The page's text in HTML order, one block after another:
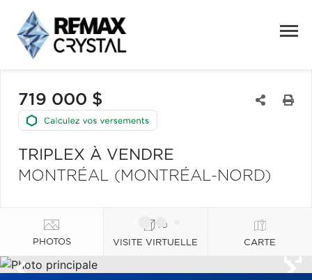
719 000 $
TRIPLEX À VENDRE
MONTRÉAL (MONTRÉAL-NORD)
PHOTOS VISITE VIRTUELLE CARTE